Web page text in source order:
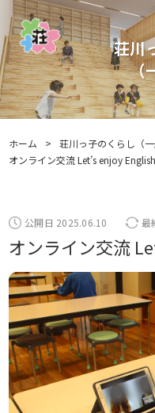
荘川
（
ホーム > 荘川っ子のくらし（一
オンライン交流 Let’s enjoy
公開日 2025.06.10 最
オンライン交流